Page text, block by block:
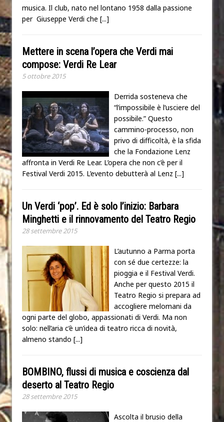
musica. Il club, nato nel lontano 1958 dalla passione
per Giuseppe Verdi che [...]
Mettere in scena l’opera che Verdi mai
compose: Verdi Re Lear
5 ottobre 2015
Derrida sosteneva che
“l’impossibile è l’usciere del
possibile.” Questo
cammino-processo, non
privo di difficoltà, è la sfida
che la Fondazione Lenz
affronta in Verdi Re Lear. L’opera che non c’è per il
Festival Verdi 2015. L’evento debutterà al Lenz [...]
Un Verdi ‘pop’. Ed è solo l’inizio: Barbara
Minghetti e il rinnovamento del Teatro Regio
28 settembre 2015
L’autunno a Parma porta
con sé due certezze: la
pioggia e il Festival Verdi.
Anche per questo 2015 il
Teatro Regio si prepara ad
accogliere melomani da
ogni parte del globo, appassionati di Verdi. Ma non
solo: nell’aria c’è un’idea di teatro ricca di novità,
almeno stando [...]
BOMBINO, flussi di musica e coscienza dal
deserto al Teatro Regio
28 settembre 2015
Ascolta il brusio della